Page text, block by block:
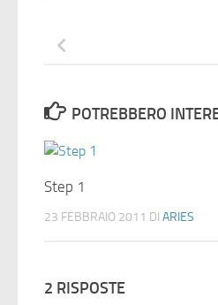
POTREBBERO
Step 1
23 FEBBRAIO 2011 DI ARIES
2 RISPOSTE